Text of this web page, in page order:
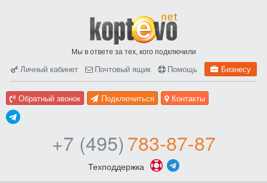
Мы в ответе за тех, кого подключили
Личный кабинет Почтовый ящик Помощь Бизнесу
Обратный звонок Подключиться Контакты
+7 (495)783-87-87
Техподдержка